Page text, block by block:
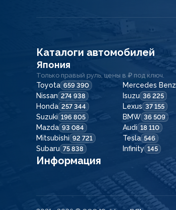
Каталоги автомобилей
Япония
Только правый руль, цены в ₽ под ключ.
Toyota 659 390 Mercedes Benz
Nissan 274 938 Isuzu 36 225
Honda 257 344 Lexus 37 155
Suzuki 196 805 BMW 36 509
Mazda 93 084 Audi 18 110
Mitsubishi 92 721 Tesla 546
Subaru 75 838 Infinity 145
Информация